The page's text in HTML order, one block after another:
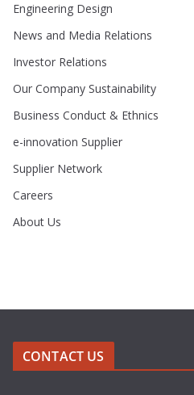
Engineering Design
News and Media Relations
Investor Relations
Our Company Sustainability
Business Conduct & Ethnics
e-innovation Supplier
Supplier Network
Careers
About Us
CONTACT US